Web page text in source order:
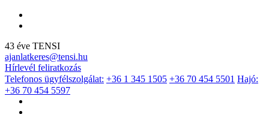
43 éve TENSI
ajanlatkeres@tensi.hu
Hírlevél feliratkozás
Telefonos ügyfélszolgálat: +36 1 345 1505 +36 70 454 5501 Hajó:
+36 70 454 5597